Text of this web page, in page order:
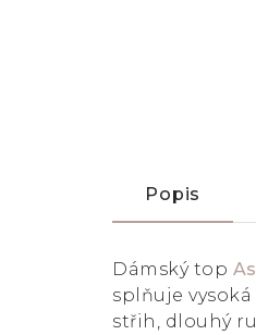
Popis
Dámský top
splňuje
střih, dlouhý